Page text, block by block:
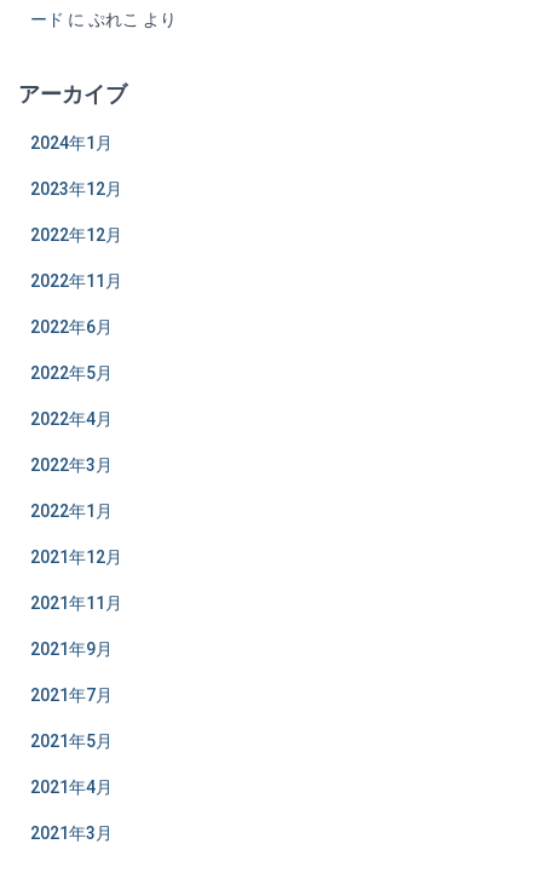
ード に ぷれこ より
アーカイブ
2024年1月
2023年12月
2022年12月
2022年11月
2022年6月
2022年5月
2022年4月
2022年3月
2022年1月
2021年12月
2021年11月
2021年9月
2021年7月
2021年5月
2021年4月
2021年3月